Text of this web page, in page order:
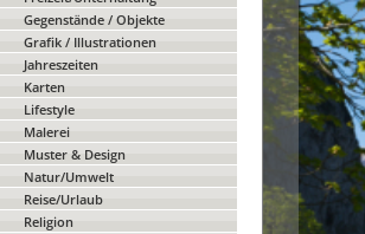
Gegenstände / Objekte
Grafik / Illustrationen
Jahreszeiten
Karten
Lifestyle
Malerei
Muster & Design
Natur/Umwelt
Reise/Urlaub
Religion